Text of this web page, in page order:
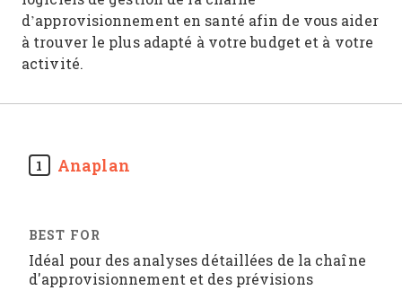
d’approvisionnement en santé afin de vous aider
à trouver le plus adapté à votre budget et à votre
activité.
1 Anaplan
Idéal pour des analyses détaillées de la chaîne
d'approvisionnement et des prévisions